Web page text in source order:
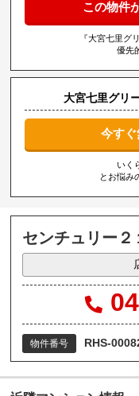
この物件
『大宮七里
優先
大宮七里グリ
今す
いく
とお悩み
センチュリー
物件番号 RHS-